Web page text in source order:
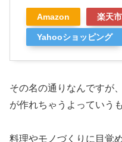
Amazon 楽天
Yahooショッピング
その名の通りなんですが
が作れちゃうよっていうも
料理やモノづくりに目覚